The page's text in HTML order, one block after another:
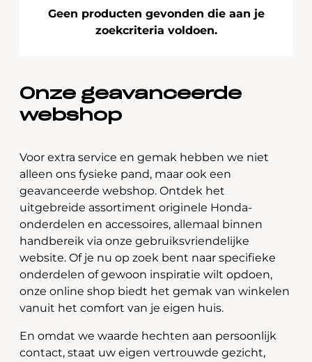
Geen producten gevonden die aan je
zoekcriteria voldoen.
Onze geavanceerde
webshop
Voor extra service en gemak hebben we niet
alleen ons fysieke pand, maar ook een
geavanceerde webshop. Ontdek het
uitgebreide assortiment originele Honda-
onderdelen en accessoires, allemaal binnen
handbereik via onze gebruiksvriendelijke
website. Of je nu op zoek bent naar specifieke
onderdelen of gewoon inspiratie wilt opdoen,
onze online shop biedt het gemak van winkelen
vanuit het comfort van je eigen huis.
En omdat we waarde hechten aan persoonlijk
contact, staat uw eigen vertrouwde gezicht,